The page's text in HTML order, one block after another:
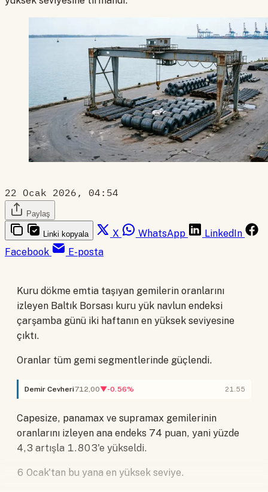
22 Ocak 2026, 04:54
Paylaş
Linki kopyala X WhatsApp
LinkedIn
Facebook
E-posta
Kuru dökme emtia taşıyan gemilerin oranlarını
izleyen Baltık Borsası kuru yük navlun endeksi
çarşamba günü iki haftanın en yüksek seviyesine
çıktı.
Oranlar tüm gemi segmentlerinde güçlendi.
Demir Cevheri712,00▼-0.56% 21.55
Capesize, panamax ve supramax gemilerinin
oranlarını izleyen ana endeks 74 puan, yani yüzde
4,3 artışla 1.803'e yükseldi.
6 Ocak'tan bu yana en yüksek seviye.